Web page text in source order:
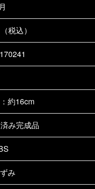
税込）
約16cm
み完成品
み